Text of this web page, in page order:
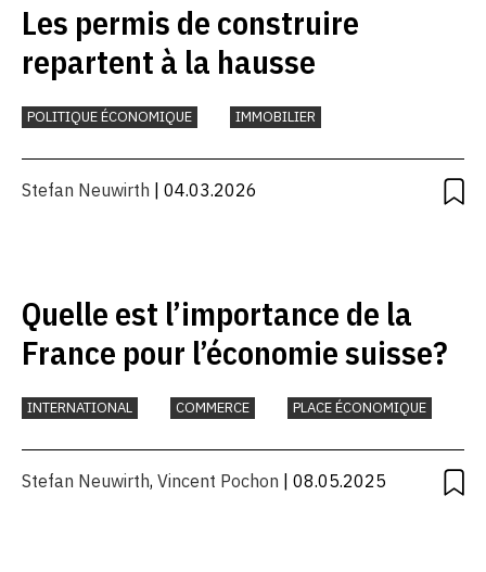
Les permis de construire
repartent à la hausse
POLITIQUE ÉCONOMIQUE IMMOBILIER
Stefan Neuwirth | 04.03.2026
Quelle est l’importance de la
France pour l’économie suisse?
INTERNATIONAL COMMERCE PLACE ÉCONOMIQUE
Stefan Neuwirth, Vincent Pochon | 08.05.2025